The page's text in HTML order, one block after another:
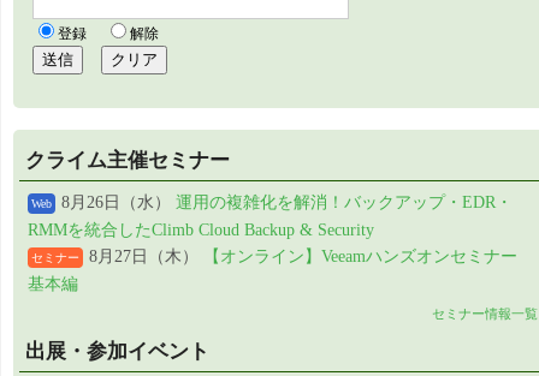
クライム主催セミナー
Web 8月26日（水） 運用の複雑化を解消！バックアップ・EDR・
RMMを統合したClimb Cloud Backup & Security
セミナー 8月27日（木）
【オンライン】Veeamハンズオンセミナー
基本編
セミナー情報一覧
出展・参加イベント